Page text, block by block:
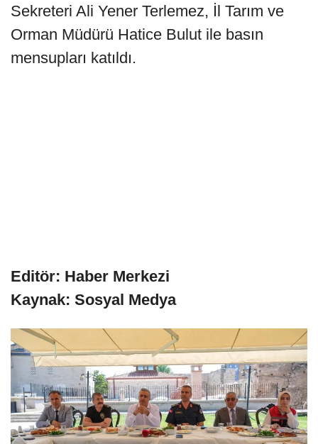
Sekreteri Ali Yener Terlemez, İl Tarım ve
Orman Müdürü Hatice Bulut ile basın
mensupları katıldı.
Editör: Haber Merkezi
Kaynak: Sosyal Medya